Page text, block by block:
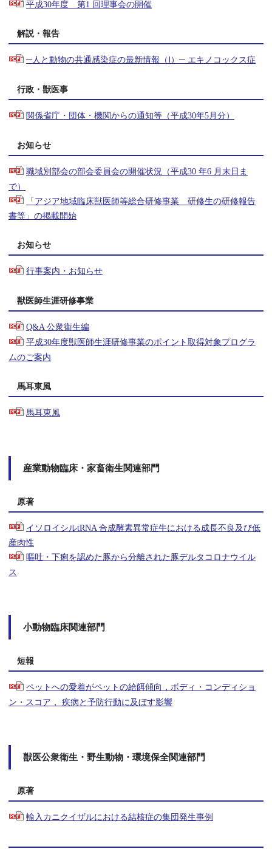
平成30年度 第1 回理事会の開催
解説・報告
─人と動物の共通感染症の最新情報（Ⅰ）─ エキノコックス症
行政・獣医事
関係省庁・団体・機関からの通知等（平成30年5月分）
お知らせ
職域別部会の部会委員会の開催状況（平成30 年6 月末日ま
で）
「アジア地域臨床獣医師等総合研修事業 研修生の研修報告
書等」の掲載開始
お知らせ
行事案内・お知らせ
獣医師生涯研修事業
Q&A 公衆衛生編
平成30年度獣医師生涯研修事業のポイント取得対象プログラ
ムのご案内
馬耳東風
馬耳東風
産業動物臨床・家畜衛生関連部門
原著
イソロイシルtRNA 合成酵素異常症牛における成長不良及び低
産肉性
嘔吐・下痢を認めた豚から分離された豚デルタコロナウイル
ス
小動物臨床関連部門
短報
ペットへの愛着がペットの給餌傾向，ボディ・コンディショ
ン・スコア， 疾病と予防行動に及ぼす影響
獣医公衆衛生・野生動物・環境保全関連部門
原著
輸入カニクイザルにおける結核症の集団発生事例